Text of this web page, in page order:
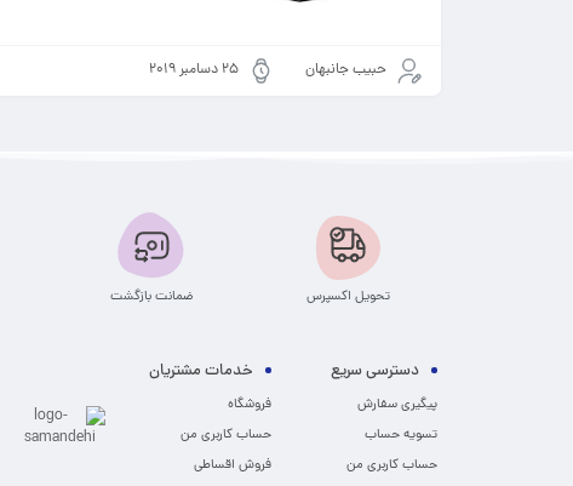
حبیب جانبهان 25 دسامبر 2019
تحویل اکسپرس ضمانت بازگشت
دسترسی سریع
پیگیری سفارش
تسویه حساب
حساب کاربری من
خدمات مشتریان
فروشگاه
حساب کاربری من
فروش اقساطی